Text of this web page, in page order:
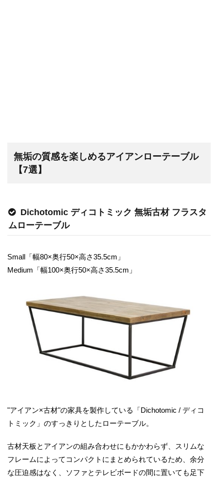
無垢の質感を楽しめるアイアンローテーブル
【7選】
Dichotomic ディコトミック 無垢古材 フラスタ
ムローテーブル
Small「幅80×奥行50×高さ35.5cm」
Medium「幅100×奥行50×高さ35.5cm」
"アイアン×古材"の家具を製作している「Dichotomic / ディコ
トミック」のすっきりとしたローテーブル。
古材天板とアイアンの組み合わせにもかかわらず、スリムな
フレームによってコンパクトにまとめられているため、余分
な圧迫感はなく、ソファとテレビボードの間に置いても足下